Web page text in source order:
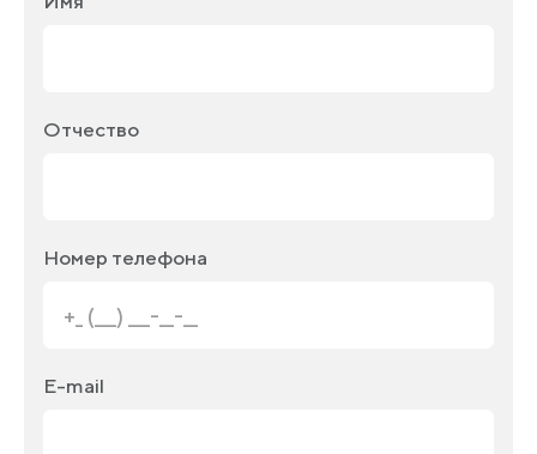
Отчество
Номер телефона
E-mail